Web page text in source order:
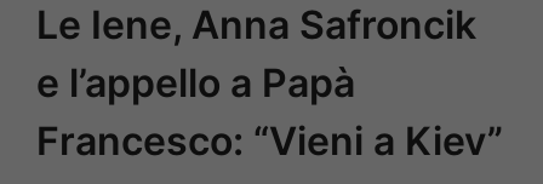
Le Iene, Anna Safroncik
e l’appello a Papà
Francesco: “Vieni a Kiev”